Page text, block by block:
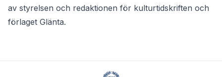
av styrelsen och redaktionen för kulturtidskriften och
förlaget Glänta.